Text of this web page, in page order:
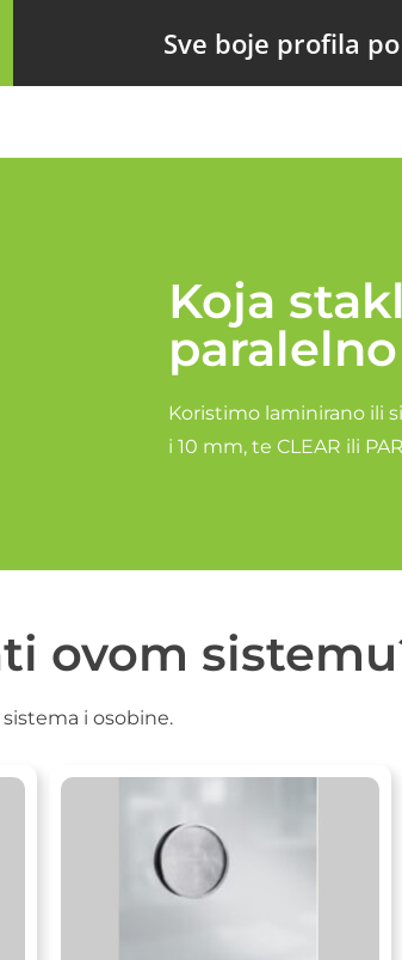
Sve boje profila
Koja
Koristimo laminirano ili
i 10 mm, te CLEAR ili
ovom
i osobine.